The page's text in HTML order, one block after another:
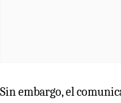
Sin embargo, el